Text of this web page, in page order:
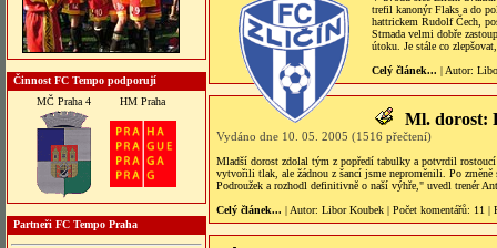
Činnost FC Tempo podporují
MČ Praha 4
HM Praha
Partneři FC Tempo Praha
trefil kanonýr Flaks a do
hattrickem Rudolf Čech,
Strnada velmi dobře
útoku. Je stále co
Celý článek... | Autor:
Ml. dorost:
Vydáno dne 10. 05. 2005 (1516 přečtení)
Mladší dorost zdolal tým z popředí tabulky a potvrdil
vytvořili tlak, ale žádnou z šancí jsme neproměnili. Po změně
Podroužek a rozhodl definitivně o naší výhře," uvedl trenér
Celý článek... | Autor: Libor Koubek | Počet komentářů: 11 |